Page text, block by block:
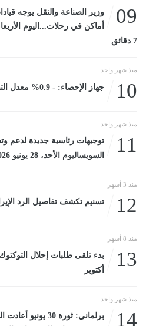
09
وزير الصناعة والنقل يوجه
7 دقائق
منذ شهر واحد
10 جهاز الإحصاء: - 0.9% معدل التضخم الشهرى لشهر يونيو 2026
منذ شهر واحد
11
توجيهات رئاسية جديدة لدعم
السويساليوم الأحد، 28 يونيو 2026 01:52 مـ
منذ 3 أشهر
12 تسنيم تكشف تفاصيل الرد
منذ 8 أشهر
13
أكتوبر
منذ شهر واحد
14
برلماني: ثورة 30